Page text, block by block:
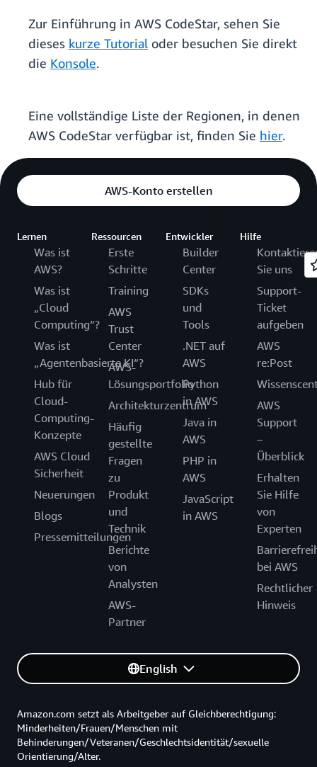
Zur Einführung in AWS CodeStar, sehen Sie
dieses kurze Tutorial oder besuchen Sie direkt
die Konsole.
Eine vollständige Liste der Regionen, in denen
AWS CodeStar verfügbar ist, finden Sie hier.
AWS-Konto erstellen
Lernen
Was ist
AWS?
Was ist
„Cloud
Computing“?
Was ist
„Agentenbasierte KI“?
Hub für
Cloud-
Computing-
Konzepte
AWS Cloud
Sicherheit
Neuerungen
Blogs
Pressemitteilungen
Ressourcen
Erste
Schritte
Training
AWS
Trust
Center
AWS-
Lösungsportfolio
Architekturzentrum
Häufig
gestellte
Fragen
zu
Produkt
und
Technik
Berichte
von
Analysten
AWS-
Partner
Entwickler
Builder
Center
SDKs
und
Tools
.NET auf
AWS
Python
in AWS
Java in
AWS
PHP in
AWS
JavaScript
in AWS
Hilfe
Sie uns
Support-
Ticket
aufgeben
AWS
re:Post
AWS
Support
–
Überblick
Erhalten
Sie Hilfe
von
Experten
bei AWS
Rechtlicher
Hinweis
English
Amazon.com setzt als Arbeitgeber auf Gleichberechtigung:
Minderheiten/Frauen/Menschen mit
Behinderungen/Veteranen/Geschlechtsidentität/sexuelle
Orientierung/Alter.